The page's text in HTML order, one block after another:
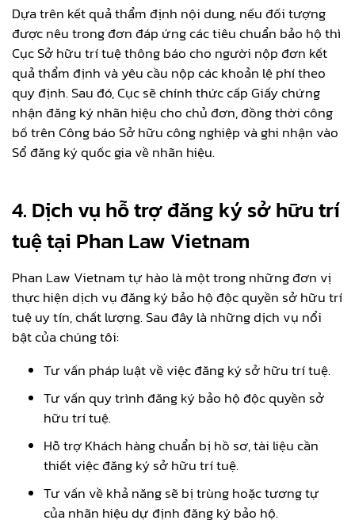
Dựa trên kết quả thẩm định nội dung, nếu đối tượng
được nêu trong đơn đáp ứng các tiêu chuẩn bảo hộ thì
Cục Sở hữu trí tuệ thông báo cho người nộp đơn kết
quả thẩm định và yêu cầu nộp các khoản lệ phí theo
quy định. Sau đó, Cục sẽ chính thức cấp Giấy chứng
nhận đăng ký nhãn hiệu cho chủ đơn, đồng thời công
bố trên Công báo Sở hữu công nghiệp và ghi nhận vào
Sổ đăng ký quốc gia về nhãn hiệu.
4. Dịch vụ hỗ trợ đăng ký sở hữu trí
tuệ tại Phan Law Vietnam
Phan Law Vietnam tự hào là một trong những đơn vị
thực hiện dịch vụ đăng ký bảo hộ độc quyền sở hữu trí
tuệ uy tín, chất lượng. Sau đây là những dịch vụ nổi
bật của chúng tôi:
Tư vấn pháp luật về việc đăng ký sở hữu trí tuệ.
Tư vấn quy trình đăng ký bảo hộ độc quyền sở
hữu trí tuệ.
Hỗ trợ Khách hàng chuẩn bị hồ sơ, tài liệu cần
thiết việc đăng ký sở hữu trí tuệ.
Tư vấn về khả năng sẽ bị trùng hoặc tương tự
của nhãn hiệu dự định đăng ký bảo hộ.